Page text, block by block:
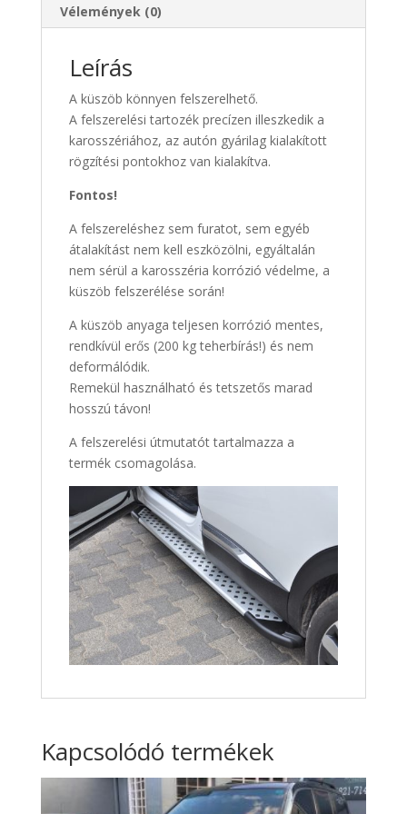
Vélemények (0)
Leírás
A küszöb könnyen felszerelhető.
A felszerelési tartozék precízen illeszkedik a
karosszériához, az autón gyárilag kialakított
rögzítési pontokhoz van kialakítva.
Fontos!
A felszereléshez sem furatot, sem egyéb
átalakítást nem kell eszközölni, egyáltalán
nem sérül a karosszéria korrózió védelme, a
küszöb felszerélése során!
A küszöb anyaga teljesen korrózió mentes,
rendkívül erős (200 kg teherbírás!) és nem
deformálódik.
Remekül használható és tetszetős marad
hosszú távon!
A felszerelési útmutatót tartalmazza a
termék csomagolása.
Kapcsolódó termékek